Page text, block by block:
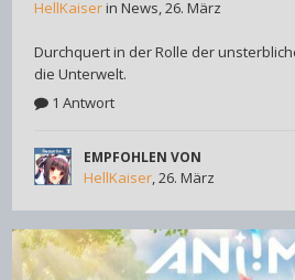
HellKaiserin News,26. März
Durchquert in der Rolle der
die Unterwelt.
1 Antwort
EMPFOHLEN VON
HellKaiser,26. März